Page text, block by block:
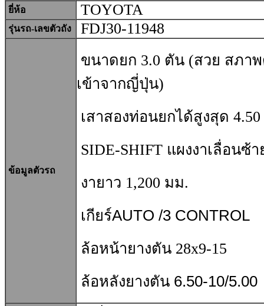
ยี่ห้อ TOYOTA
รุ่นรถ-เลขตัวถัง FDJ30-11948
ข้อมูลตัวรถ
ขนาดยก 3.0 ตัน (สวย สภา
เข้าจากญี่ปุ่น)
เสาสองท่อนยกได้สูงสุด 4.50
SIDE-SHIFT แผงงาเลื่อนซ้
งายาว 1,200 มม.
เกียร์AUTO /3 CONTROL
ล้อหน้ายางตัน 28x9-15
ล้อหลังยางตัน 6.50-10/5.00